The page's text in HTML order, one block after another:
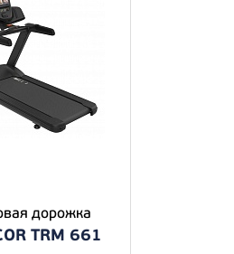
дорожка
TRM 661